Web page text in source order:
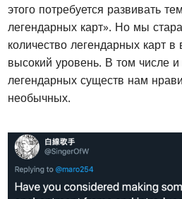
этого потребуется развивать
легендарных карт». Но мы
количество легендарных карт
высокий уровень. В том числе и
легендарных существ нам
необычных.